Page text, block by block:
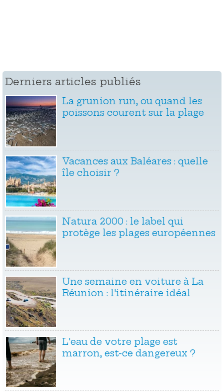
Derniers articles publiés
La grunion run, ou quand les
poissons courent sur la plage
Vacances aux Baléares : quelle
île choisir ?
Natura 2000 : le label qui
protège les plages européennes
Une semaine en voiture à La
Réunion : l'itinéraire idéal
L'eau de votre plage est
marron, est-ce dangereux ?